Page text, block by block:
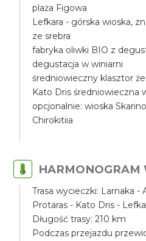
plaża Figowa
Lefkara - górska wioska,
ze srebra
fabryka oliwki BIO z
degustacja w winiarni
średniowieczny klasztor
Kato Dris średniowieczna
opcjonalnie: wioska
Chirokitiia
HARMONOGRAM
Trasa wycieczki: Larnaka -
Protaras - Kato Dris -
Długość trasy: 210 km
Podczas przejazdu